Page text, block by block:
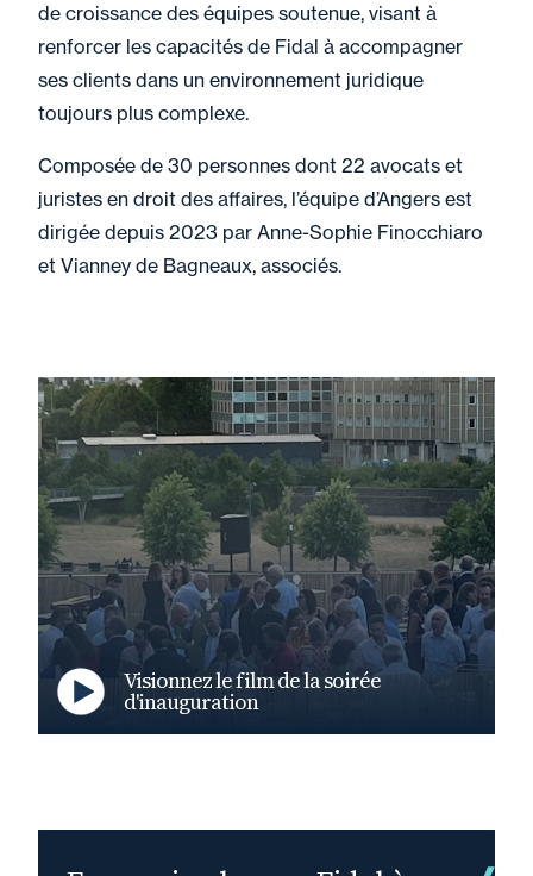
de croissance des équipes soutenue, visant à
renforcer les capacités de Fidal à accompagner
ses clients dans un environnement juridique
toujours plus complexe.
Composée de 30 personnes dont 22 avocats et
juristes en droit des affaires, l’équipe d’Angers est
dirigée depuis 2023 par Anne-Sophie Finocchiaro
et Vianney de Bagneaux, associés.
Visionnez le film de la soirée
d'inauguration